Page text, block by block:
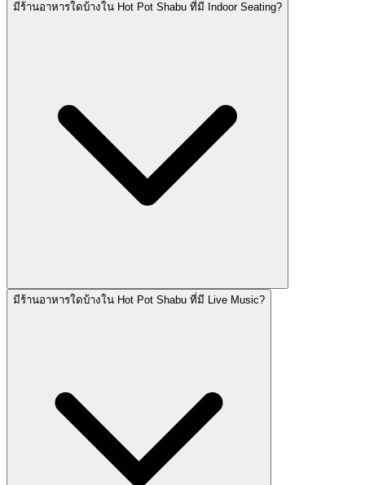
มีร้านอาหารใดบ้างใน Hot Pot Shabu ที่มี Indoor Seating?
มีร้านอาหารใดบ้างใน Hot Pot Shabu ที่มี Live Music?